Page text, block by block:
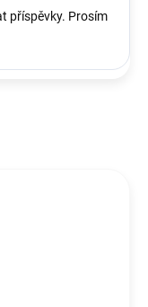
příspěvky. Prosím